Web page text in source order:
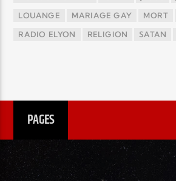
LOUANGE MARIAGE GAY MORT
RADIO ELYON RELIGION SATAN
PAGES